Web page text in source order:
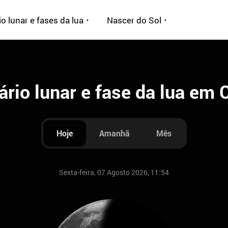
lunar e fases da lua Nascer do Sol
lunar e fase da lua em
Hoje Amanhã Mês
Sexta-feira, 07 Agosto 2026, 11:54